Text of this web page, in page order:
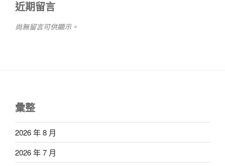
近期留言
尚無留言可供顯示。
彙整
2026 年 8 月
2026 年 7 月